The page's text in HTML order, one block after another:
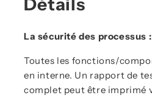
Détails
La sécurité des processus :
Toutes les fonctions/
en interne. Un rapport de
complet peut être imprimé